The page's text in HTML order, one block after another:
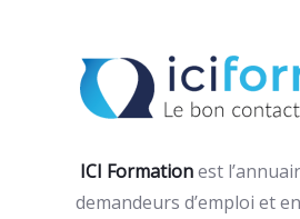
ICI Formationest
demandeurs d’emploi et